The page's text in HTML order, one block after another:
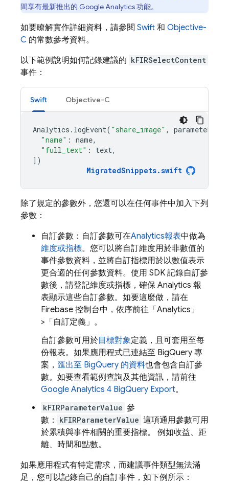
間享有最新推出的 Google Analytics功能。
如要瞭解實作詳細資料，請參閱 Swift 和 Objective-
C 的常數參考資料。
以下範例說明如何記錄建議的 kFIRSelectContent
事件：
Swift Objective-C
Analytics . logEvent( "share_image" , parameters
"name" : name,
"full_text" : text,
])
MigratedSnippets.swift
除了規定的參數外，您還可以在任何事件中加入下列
參數：
自訂參數：自訂參數可在Analytics報表中做為
維度或指標。您可以將自訂維度用於非數值的
事件參數資料，並將自訂指標用於以數值表示
更合適的任何參數資料。使用 SDK 記錄自訂參
數後，請登記維度或指標，確保 Analytics 報
表顯示這些自訂參數。如要這麼做，請在
Firebase 控制台中，依序前往「Analytics」
>「自訂定義」 。
自訂參數可用於目標對象定義，且可套用至每
份報表。如果應用程式已連結至 BigQuery 專
案， 匯出至 BigQuery 的資料也會包含自訂參
數。如要查看範例查詢及其他資訊，請前往
Google Analytics 4 BigQuery Export。
kFIRParameterValue 參
數：
kFIRParameterValue 這項通用參數可用
於累積與事件相關的重要指標。 例如收益、距
離、時間和點數。
如果應用程式有特定需求，而建議事件類型無法滿
足，您可以記錄自己的自訂事件，如下例所示：